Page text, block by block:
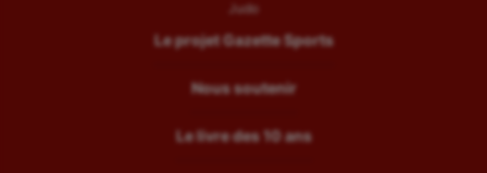
Judo
Le projet Gazette Sports
Nous soutenir
Le livre des 10 ans